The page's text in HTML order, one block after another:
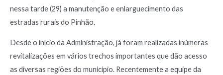
nessa tarde (29) a manutenção e enlarguecimento das
estradas rurais do Pinhão.
Desde o início da Administração, já foram realizadas inúmeras
revitalizações em vários trechos importantes que dão acesso
as diversas regiões do município. Recentemente a equipe da